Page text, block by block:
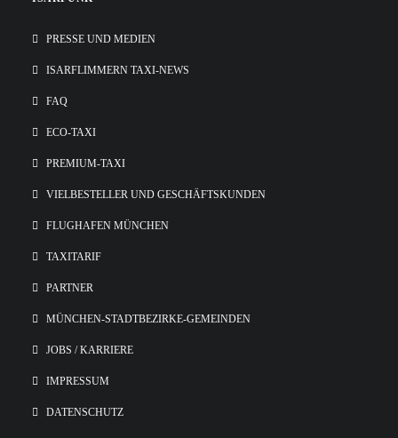
PRESSE UND MEDIEN
ISARFLIMMERN TAXI-NEWS
FAQ
ECO-TAXI
PREMIUM-TAXI
VIELBESTELLER UND GESCHÄFTSKUNDEN
FLUGHAFEN MÜNCHEN
TAXITARIF
PARTNER
MÜNCHEN-STADTBEZIRKE-GEMEINDEN
JOBS / KARRIERE
IMPRESSUM
DATENSCHUTZ